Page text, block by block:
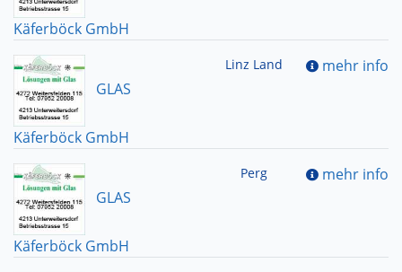
Käferböck GmbH
GLAS
Käferböck GmbH
Linz Land mehr info
GLAS
Käferböck GmbH
Perg mehr info